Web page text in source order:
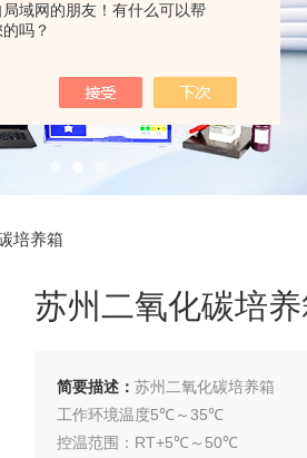
局域网的朋友！有什么可以帮
吗？
培养箱
苏州二氧化碳培
简要描述： 苏州二氧化碳培养箱
工作环境温度5℃～35℃
控温范围：RT+5℃～50℃